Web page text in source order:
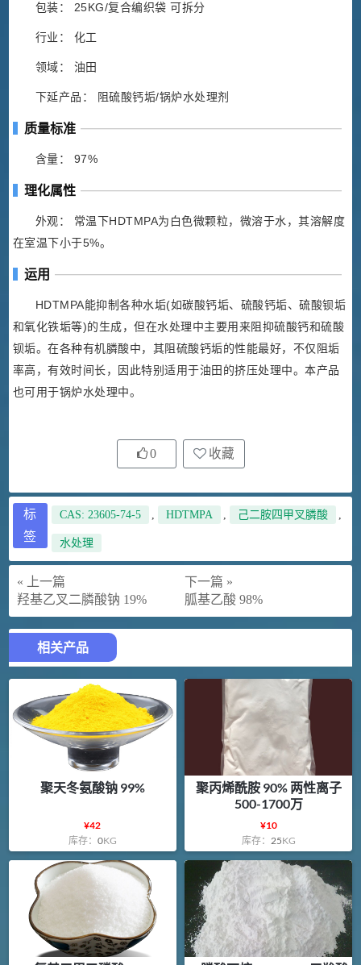
包装： 25KG/复合编织袋 可拆分
行业： 化工
领域： 油田
下延产品： 阻硫酸钙垢/锅炉水处理剂
质量标准
含量： 97%
理化属性
外观： 常温下HDTMPA为白色微颗粒，微溶于水，其溶解度
在室温下小于5%。
运用
HDTMPA能抑制各种水垢(如碳酸钙垢、硫酸钙垢、硫酸钡垢
和氧化铁垢等)的生成，但在水处理中主要用来阻抑硫酸钙和硫酸
钡垢。在各种有机膦酸中，其阻硫酸钙垢的性能最好，不仅阻垢
率高，有效时间长，因此特别适用于油田的挤压处理中。本产品
也可用于锅炉水处理中。
0 收藏
标
签
CAS: 23605-74-5 , HDTMPA , 己二胺四甲叉膦酸 ,
水处理
« 上一篇
羟基乙叉二膦酸钠 19%
下一篇 »
胍基乙酸 98%
相关产品
聚天冬氨酸钠 99%
¥42
库存： 0KG
聚丙烯酰胺 90% 两性离子
500-1700万
¥10
库存： 25KG